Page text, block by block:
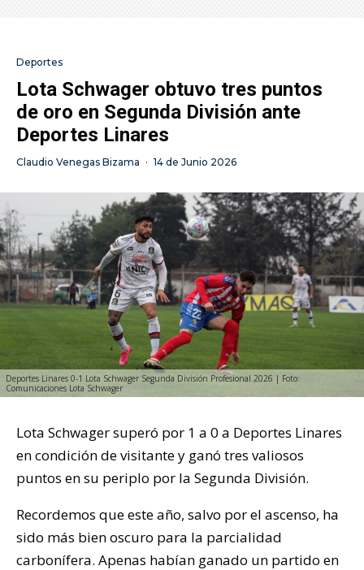
Deportes
Lota Schwager obtuvo tres puntos
de oro en Segunda División ante
Deportes Linares
Claudio Venegas Bizama · 14 de Junio 2026
Deportes Linares 0-1 Lota Schwager Segunda División Profesional 2026 | Foto:
Comunicaciones Lota Schwager
Lota Schwager superó por 1 a 0 a Deportes Linares
en condición de visitante y ganó tres valiosos
puntos en su periplo por la Segunda División.
Recordemos que este año, salvo por el ascenso, ha
sido más bien oscuro para la parcialidad
carbonífera. Apenas habían ganado un partido en